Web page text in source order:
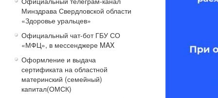
Минздрава Свердловской области
«Здоровье уральцев»
Официальный чат-бот ГБУ СО
«МФЦ», в мессенджере MAX
Оформление и выдача
сертификата на областной
материнский (семейный)
капитал(ОМСК)